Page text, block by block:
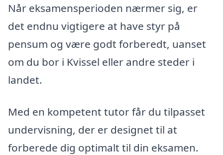
Når eksamensperioden nærmer sig, er
det endnu vigtigere at have styr på
pensum og være godt forberedt, uanset
om du bor i Kvissel eller andre steder i
landet.
Med en kompetent tutor får du tilpasset
undervisning, der er designet til at
forberede dig optimalt til din eksamen.